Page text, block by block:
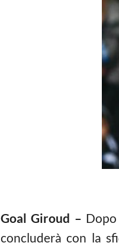
Goal Giroud –
concluderà con la